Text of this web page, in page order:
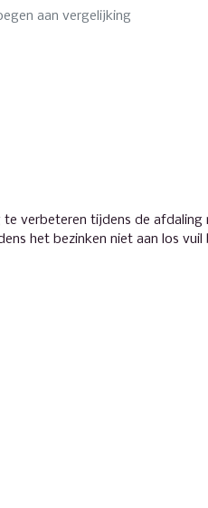
aan vergelijking
verbeteren tijdens de
het bezinken niet aan los